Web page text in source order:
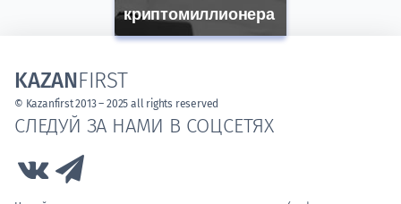
криптомиллионера
СЛЕДУЙ ЗА НАМИ В СОЦСЕТЯХ
Link to Vk
KAZANFIRST
© Kazanfirst 2013 – 2025 all rights reserved